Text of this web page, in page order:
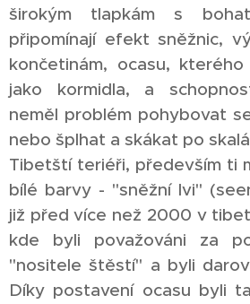
širokým tlapkám s
připomínají efekt sněžnic,
končetinám, ocasu,
jako kormidla, a
neměl problém pohybovat
nebo šplhat a skákat po
Tibetští teriéři, především ti
bílé barvy - "sněžní lvi"
již před více než 2000 v
kde byli považováni za
"nositele štěstí" a byli
Díky postavení ocasu byli